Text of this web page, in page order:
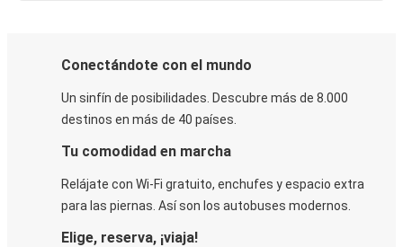
Conectándote con el mundo
Un sinfín de posibilidades. Descubre más de 8.000
destinos en más de 40 países.
Tu comodidad en marcha
Relájate con Wi-Fi gratuito, enchufes y espacio extra
para las piernas. Así son los autobuses modernos.
Elige, reserva, ¡viaja!